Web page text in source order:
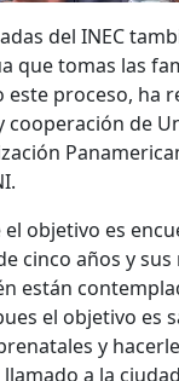
del INEC
que tomas las
este proceso, ha
cooperación de
objetivo es
cinco años y sus
están
el objetivo es
y
a la